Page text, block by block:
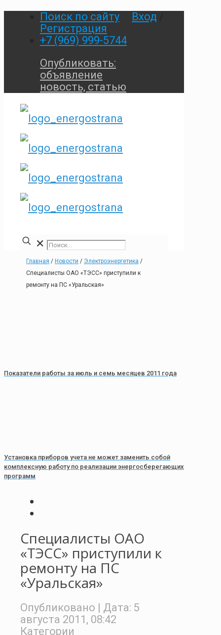
Поиск по сайту Вход
Регистрация
+7 (969) 999-5744
Опубликовать:
объявление
новость, статью
✕
Главная / Новости / Электроэнергетика /
Специалисты ОАО «ТЭСС» приступили к
ремонту на ПС «Уральская»
Показатели работы за июль и семь месяцев 2011 года
Установка приборов учета не может заменить собой
комплексную работу по реализации энергосберегающих
программ
Специалисты ОАО
«ТЭСС» приступили к
ремонту на ПС
«Уральская»
Опубликовано | Дата: 5
августа 2011, 08:42
Категории